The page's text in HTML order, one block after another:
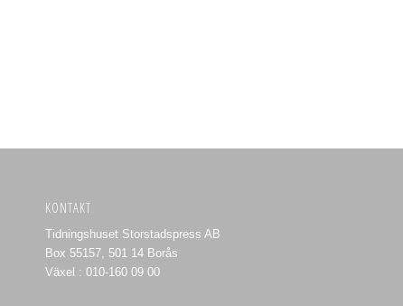
KONTAKT
Tidningshuset Storstadspress AB
Box 55157, 501 14 Borås
Växel : 010-160 09 00